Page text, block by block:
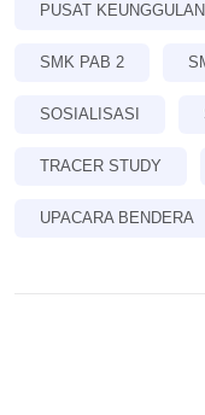
PUSAT KEUNGGULAN
SMK PAB 2
SOSIALISASI
TRACER STUDY
UPACARA BENDERA